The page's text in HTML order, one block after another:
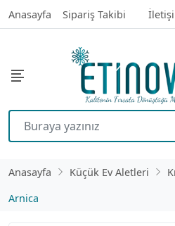
Anasayfa Sipariş Takibi
Anasayfa Küçük Ev Aletleri
Arnica